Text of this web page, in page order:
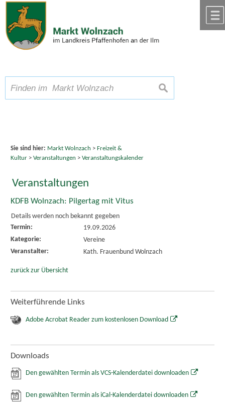
Zum Inhalt,zur Navigation
Schriftgröße A A A suchen
Sie sind hier: Markt Wolnzach > Freizeit &
Kultur> Veranstaltungen > Veranstaltungskalender
Veranstaltungen
KDFB Wolnzach: Pilgertag mit Vitus
Details werden noch bekannt gegeben
Termin:
19.09.2026
Kategorie:
Vereine
Veranstalter:
Kath. Frauenbund Wolnzach
zurück zur Übersicht
Weiterführende Links
Adobe Acrobat Reader zum kostenlosen Download
Downloads
Den gewählten Termin als VCS-Kalenderdatei downloaden
Den gewählten Termin als iCal-Kalenderdatei downloaden